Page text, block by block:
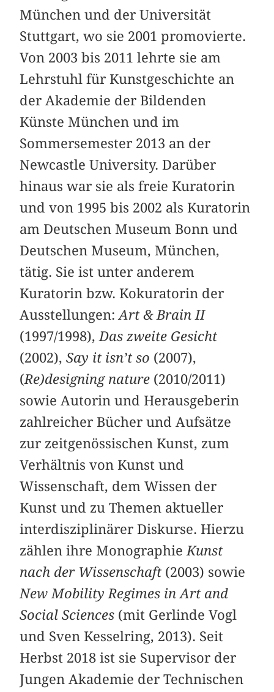
München und der Universität
Stuttgart, wo sie 2001 promovierte.
Von 2003 bis 2011 lehrte sie am
Lehrstuhl für Kunstgeschichte an
der Akademie der Bildenden
Künste München und im
Sommersemester 2013 an der
Newcastle University. Darüber
hinaus war sie als freie Kuratorin
und von 1995 bis 2002 als Kuratorin
am Deutschen Museum Bonn und
Deutschen Museum, München,
tätig. Sie ist unter anderem
Kuratorin bzw. Kokuratorin der
Ausstellungen:Art & Brain II
(1997/1998),Das zweite Gesicht
(2002),Say it isn’t so (2007),
(Re)designing nature (2010/2011)
sowie Autorin und Herausgeberin
zahlreicher Bücher und Aufsätze
zur zeitgenössischen Kunst, zum
Verhältnis von Kunst und
Wissenschaft, dem Wissen der
Kunst und zu Themen aktueller
interdisziplinärer Diskurse. Hierzu
zählen ihre MonographieKunst
nach der Wissenschaft (2003) sowie
New Mobility Regimes in Art and
Social Sciences (mit Gerlinde Vogl
und Sven Kesselring, 2013). Seit
Herbst 2018 ist sie Supervisor der
Jungen Akademie der Technischen